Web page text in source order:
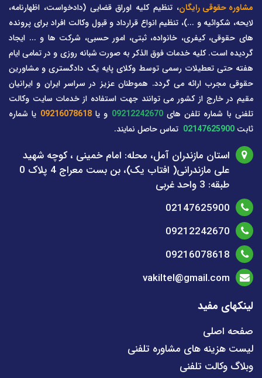
مشاوره حقوقی رایگان، تنظیم کلیه اوراق قضایی (دادخواست، اظهارنامه،
لایحه، شکوائیه و ...)، تنظیم انواع قرارداد و قبول وکالت افراد برای پرونده
های حقوقی، کیفری، خانواده، ثبتی، امور حسبی، شرکت ها و ... ایجاد
گردیده است. کلیه خدمات فوق الذکر به صورت شبانه روزی و در تمامی ایام
هفته حتی تعطیلات رسمی توسط وکلای پایه یک دادگستری و مشاورین
حقوقی مجرب ارائه می گردد. هموطنان عزیز در سراسر ایران و ایرانیان
مقیم در خارج از کشور می توانند جهت استفاده از خدمات سایت وکالت
تلفنی با شماره تلفن های09212242670 و یا09216078618 یا شماره
ثابت 02147625900 تماس حاصل نمایند.
استان مازندران آمل، محله: امام خمینی ، کوچه شهید
علی مازندرانی( افتاب یک)، بن بست معراج 4 پلاک 0
طبقه: 3 واحد غربی
02147625900
09212242670
09216078618
vakiltel@gmail.com
لینکهای مفید
صفحه اصلی
لیست هزینه های مشاوره تلفنی
وبلاگ وکالت تلفنی